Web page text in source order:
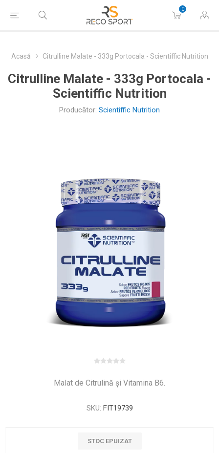
0
Acasă Citrulline Malate - 333g Portocala - Scientiffic Nutrition
Citrulline Malate - 333g Portocala -
Scientiffic Nutrition
Producător: Scientiffic Nutrition
Malat de Citrulină și Vitamina B6.
SKU: FIT19739
STOC EPUIZAT